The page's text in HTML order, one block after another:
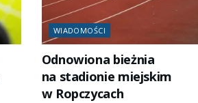
WIADOMOŚCI
Odnowiona bieżnia
na stadionie miejskim
w Ropczycach